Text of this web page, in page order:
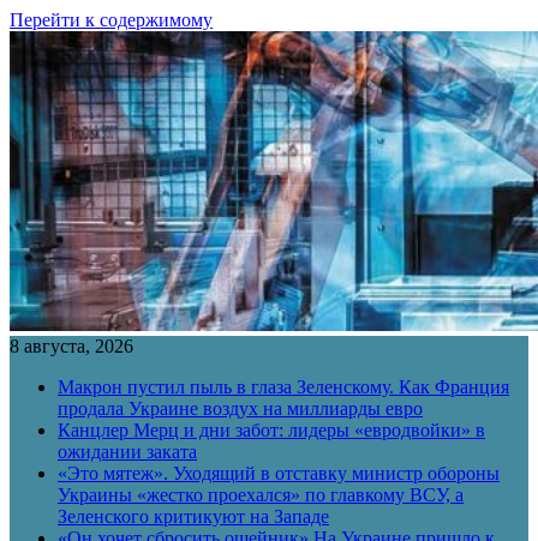
Перейти к содержимому
8 августа, 2026
Макрон пустил пыль в глаза Зеленскому. Как Франция
продала Украине воздух на миллиарды евро
Канцлер Мерц и дни забот: лидеры «евродвойки» в
ожидании заката
«Это мятеж». Уходящий в отставку министр обороны
Украины «жестко проехался» по главкому ВСУ, а
Зеленского критикуют на Западе